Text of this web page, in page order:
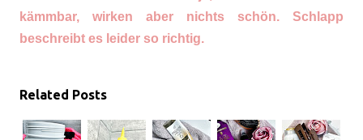
kämmbar, wirken aber nichts schön. Schlapp
beschreibt es leider so richtig.
Related Posts